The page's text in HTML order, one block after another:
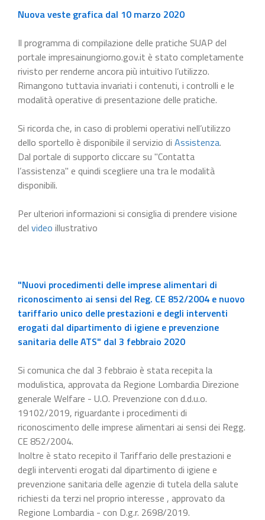
Nuova veste grafica dal 10 marzo 2020
Il programma di compilazione delle pratiche SUAP del
portale impresainungiorno.gov.it è stato completamente
rivisto per renderne ancora più intuitivo l’utilizzo.
Rimangono tuttavia invariati i contenuti, i controlli e le
modalità operative di presentazione delle pratiche.
Si ricorda che, in caso di problemi operativi nell’utilizzo
dello sportello è disponibile il servizio di Assistenza.
Dal portale di supporto cliccare su "Contatta
l’assistenza" e quindi scegliere una tra le modalità
disponibili.
Per ulteriori informazioni si consiglia di prendere visione
del video illustrativo
"Nuovi procedimenti delle imprese alimentari di
riconoscimento ai sensi del Reg. CE 852/2004 e nuovo
tariffario unico delle prestazioni e degli interventi
erogati dal dipartimento di igiene e prevenzione
sanitaria delle ATS" dal 3 febbraio 2020
Si comunica che dal 3 febbraio è stata recepita la
modulistica, approvata da Regione Lombardia Direzione
generale Welfare - U.O. Prevenzione con d.d.u.o.
19102/2019, riguardante i procedimenti di
riconoscimento delle imprese alimentari ai sensi dei Regg.
CE 852/2004.
Inoltre è stato recepito il Tariffario delle prestazioni e
degli interventi erogati dal dipartimento di igiene e
prevenzione sanitaria delle agenzie di tutela della salute
richiesti da terzi nel proprio interesse , approvato da
Regione Lombardia - con D.g.r. 2698/2019.